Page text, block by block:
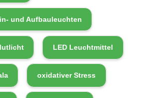
und Aufbauleuchten
LED Leuchtmittel
oxidativer Stress